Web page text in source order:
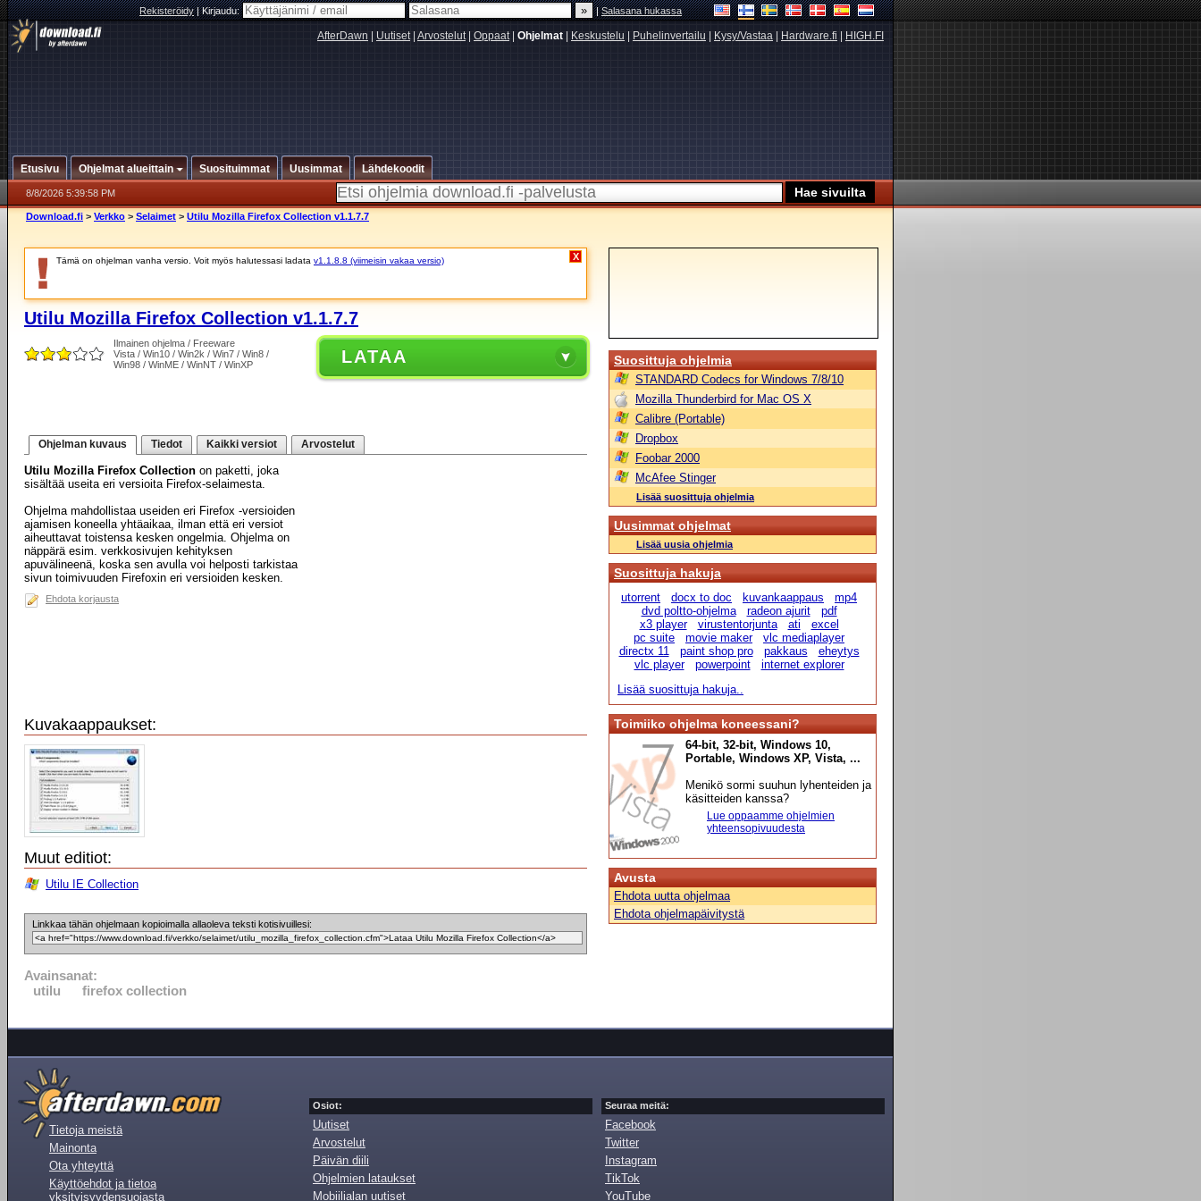
Rekisteröidy|Kirjaudu: |Salasana hukassa
AfterDawn Uutiset| Arvostelut| Oppaat| Ohjelmat Keskustelu Puhelinvertailu Kysy/Vastaa Hardware.fi HIGH.FI
Etusivu Ohjelmat alueittain Suosituimmat Uusimmat Lähdekoodit
8/8/2026 5:39:58 PM
Download.fi > Verkko > Selaimet > Utilu Mozilla Firefox Collection v1.1.7.7
Tämä on ohjelman vanha versio. Voit myös halutessasi ladata v1.1.8.8 (viimeisin vakaa versio) X
Utilu Mozilla Firefox Collection v1.1.7.7
Ilmainen ohjelma / Freeware
Vista / Win10 / Win2k / Win7 / Win8 /
Win98 / WinME / WinNT / WinXP
LATAA
Ohjelman kuvaus Tiedot Kaikki versiot Arvostelut
Utilu Mozilla Firefox Collection on paketti, joka
sisältää useita eri versioita Firefox-selaimesta.
Ohjelma mahdollistaa useiden eri Firefox -versioiden
ajamisen koneella yhtäaikaa, ilman että eri versiot
aiheuttavat toistensa kesken ongelmia. Ohjelma on
näppärä esim. verkkosivujen kehityksen
apuvälineenä, koska sen avulla voi helposti tarkistaa
sivun toimivuuden Firefoxin eri versioiden kesken.
Ehdota korjausta
Kuvakaappaukset:
Muut editiot:
Utilu IE Collection
Linkkaa tähän ohjelmaan kopioimalla allaoleva teksti kotisivuillesi:
Avainsanat:
utilu
firefox collection
Suosittuja ohjelmia
STANDARD Codecs for Windows 7/8/10
Mozilla Thunderbird for Mac OS X
Calibre (Portable)
Dropbox
Foobar 2000
McAfee Stinger
Lisää suosittuja ohjelmia
Uusimmat ohjelmat
Lisää uusia ohjelmia
Suosittuja hakuja
utorrent docx to doc kuvankaappaus
mp4
dvd poltto-ohjelma
radeon ajurit
pdf
x3 player
virustentorjunta ati
excel
pc suite
movie maker
vlc mediaplayer
directx 11
paint shop pro pakkaus
eheytys
vlc player
powerpoint
internet explorer
Lisää suosittuja hakuja..
Toimiiko ohjelma koneessani?
64-bit, 32-bit, Windows 10,
Portable, Windows XP, Vista, ...
Menikö sormi suuhun lyhenteiden ja
käsitteiden kanssa?
Lue oppaamme ohjelmien
yhteensopivuudesta
Avusta
Ehdota uutta ohjelmaa
Ehdota ohjelmapäivitystä
Tietoja meistä
Mainonta
Ota yhteyttä
Käyttöehdot ja tietoa
yksityisyydensuojasta
Osiot:
Uutiset
Arvostelut
Päivän diili
Ohjelmien lataukset
Mobiilialan uutiset
Seuraa meitä:
Facebook
Twitter
Instagram
TikTok
YouTube